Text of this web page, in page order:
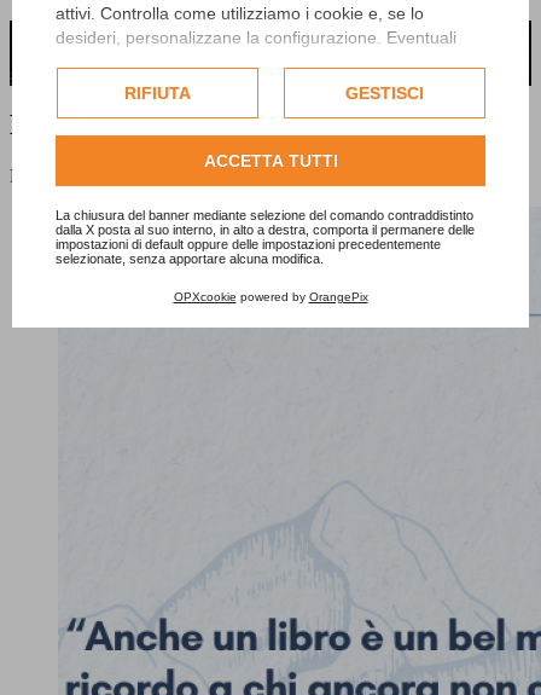
attivi. Controlla come utilizziamo i cookie e, se lo
desideri, personalizzane la configurazione. Eventuali
esclusivamente previa acquisizione del consenso
RIFIUTA GESTISCI
ACCETTA TUTTI
La chiusura del banner mediante selezione del comando contraddistinto
dalla X posta al suo interno, in alto a destra, comporta il permanere delle
impostazioni di default oppure delle impostazioni precedentemente
selezionate, senza apportare alcuna modifica.
OPXcookie powered by OrangePix
Rimani aggiornato sugli ultimi eventi,
seguici sui social!
Le ultime news
Le ultime novità e le ultime pubblicazioni di E20progetti.